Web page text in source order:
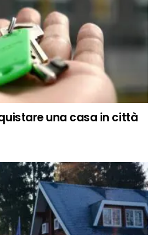
una casa in città